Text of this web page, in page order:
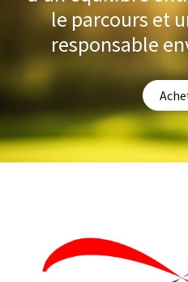
le parcours et
responsable